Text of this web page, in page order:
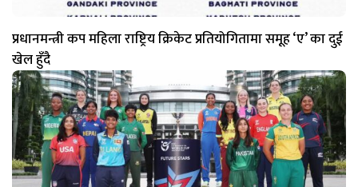
प्रधानमन्त्री कप महिला राष्ट्रिय क्रिकेट प्रतियोगितामा समूह ‘ए’ का दुई
खेल हुँदै